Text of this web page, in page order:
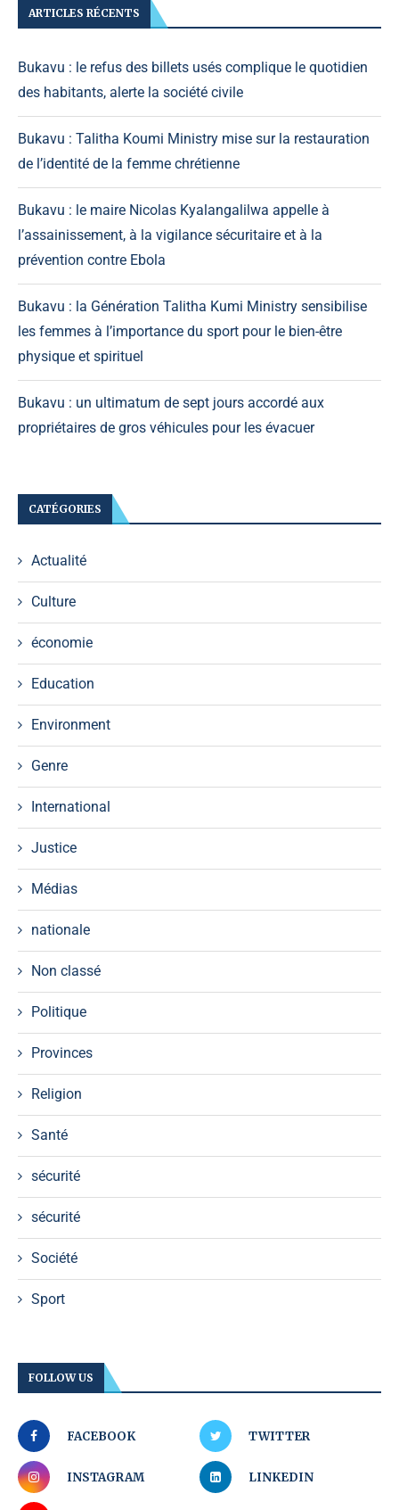
ARTICLES RÉCENTS
Bukavu : le refus des billets usés complique le quotidien
des habitants, alerte la société civile
Bukavu : Talitha Koumi Ministry mise sur la restauration
de l’identité de la femme chrétienne
Bukavu : le maire Nicolas Kyalangalilwa appelle à
l’assainissement, à la vigilance sécuritaire et à la
prévention contre Ebola
Bukavu : la Génération Talitha Kumi Ministry sensibilise
les femmes à l’importance du sport pour le bien-être
physique et spirituel
Bukavu : un ultimatum de sept jours accordé aux
propriétaires de gros véhicules pour les évacuer
CATÉGORIES
Actualité
Culture
économie
Education
Environment
Genre
International
Justice
Médias
nationale
Non classé
Politique
Provinces
Religion
Santé
sécurité
sécurité
Société
Sport
FOLLOW US
FACEBOOK TWITTER
INSTAGRAM LINKEDIN